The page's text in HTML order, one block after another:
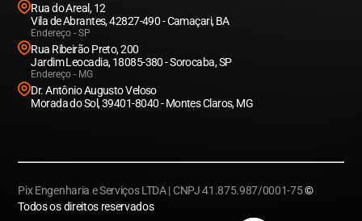
Rua do Areal, 12
Vila de Abrantes, 42827-490 - Camaçari, BA
Endereço - SP
Rua Ribeirão Preto, 200
Jardim Leocadia, 18085-380 - Sorocaba, SP
Endereço - MG
Dr. Antônio Augusto Veloso
Morada do Sol, 39401-8040 - Montes Claros, MG
Pix Engenharia e Serviços LTDA | CNPJ 41.875.987/0001-75©
Todos os direitos reservados